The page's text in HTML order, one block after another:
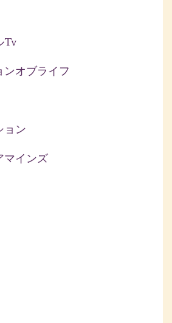
tv
オブライフ
ョン
マインズ